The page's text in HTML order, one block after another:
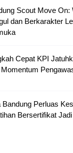
Scout Move On:
dan Berkarakter
Cepat KPI
Bandung Perluas
Bersertifikat